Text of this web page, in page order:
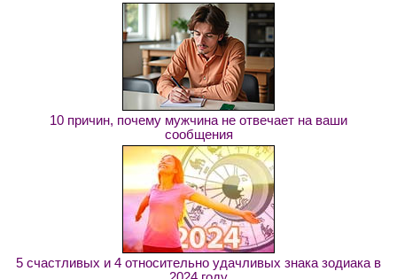
10 причин, почему мужчина не отвечает на ваши
сообщения
5 счастливых и 4 относительно удачливых знака зодиака в